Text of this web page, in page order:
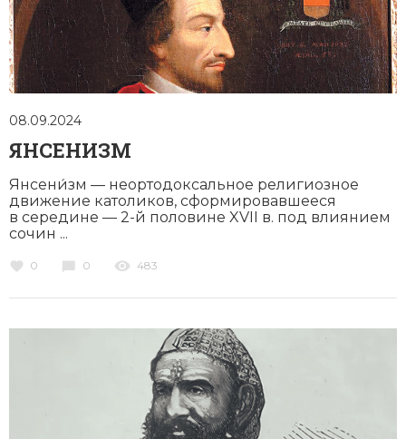
08.09.2024
ЯНСЕНИЗМ
Янсени́зм — неортодоксальное религиозное
движение католиков, сформировавшееся
в середине — 2-й половине XVII в. под влиянием
сочин ...
0 0 483